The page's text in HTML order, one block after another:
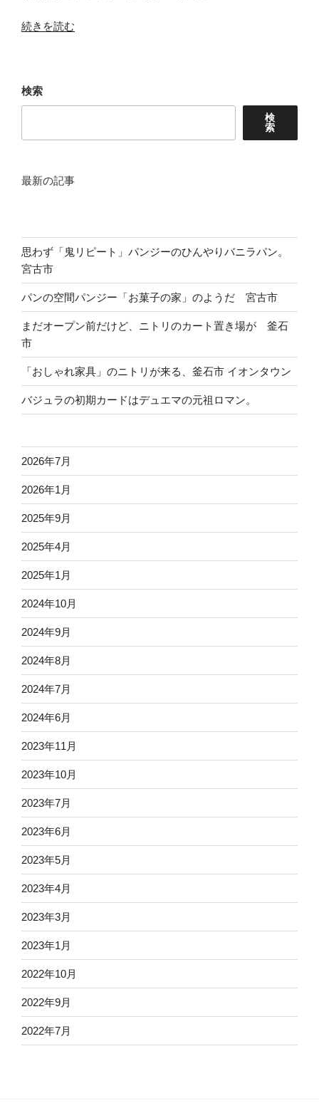
“ワ
の
が
「か
っ
ぱ
寿
宮
古
市”
の
続きを読む
検索
検
索
最新の記事
思わず「鬼リピート」パンジーのひんやりバニラパン。
宮古市
パンの空間パンジー「お菓子の家」のようだ 宮古市
まだオープン前だけど、ニトリのカート置き場が 釜石
市
「おしゃれ家具」のニトリが来る、釜石市 イオンタウン
バジュラの初期カードはデュエマの元祖ロマン。
2026年7月
2026年1月
2025年9月
2025年4月
2025年1月
2024年10月
2024年9月
2024年8月
2024年7月
2024年6月
2023年11月
2023年10月
2023年7月
2023年6月
2023年5月
2023年4月
2023年3月
2023年1月
2022年10月
2022年9月
2022年7月